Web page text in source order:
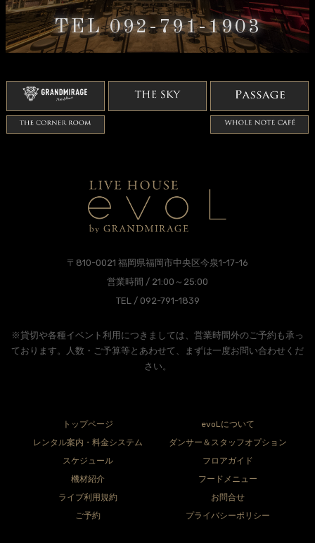
TEL 092-791-1903
〒810-0021 福岡県福岡市中央区今泉1-17-16
営業時間 / 21:00～25:00
TEL / 092-791-1839
※貸切や各種イベント利用につきましては、営業時間外のご予約も承っ
ております。人数・ご予算等とあわせて、まずは一度お問い合わせくだ
さい。
トップページ
evoLについて
レンタル案内・料金システム
ダンサー＆スタッフオプション
スケジュール
フロアガイド
機材紹介
フードメニュー
ライブ利用規約
お問合せ
ご予約
プライバシーポリシー